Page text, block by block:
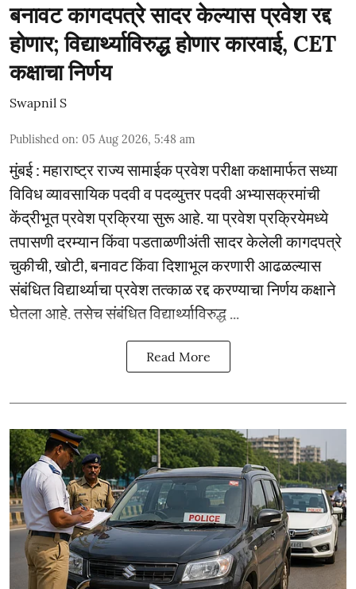
बनावट कागदपत्रे सादर केल्यास प्रवेश रद्द
होणार; विद्यार्थ्याविरुद्ध होणार कारवाई, CET
कक्षाचा निर्णय
Swapnil S
Published on: 05 Aug 2026, 5:48 am
मुंबई : महाराष्ट्र राज्य सामाईक प्रवेश परीक्षा कक्षामार्फत सध्या
विविध व्यावसायिक पदवी व पदव्युत्तर पदवी अभ्यासक्रमांची
केंद्रीभूत प्रवेश प्रक्रिया सुरू आहे. या प्रवेश प्रक्रियेमध्ये
तपासणी दरम्यान किंवा पडताळणीअंती सादर केलेली कागदपत्रे
चुकीची, खोटी, बनावट किंवा दिशाभूल करणारी आढळल्यास
संबंधित विद्यार्थ्याचा प्रवेश तत्काळ रद्द करण्याचा निर्णय कक्षाने
घेतला आहे. तसेच संबंधित विद्यार्थ्याविरुद्ध ...
Read More